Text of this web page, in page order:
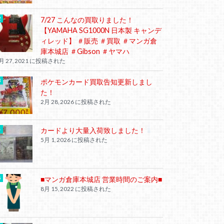
7/27 こんなの買取りました！
【YAMAHA SG1000N 日本製 キャンデ
ィレッド】 ＃販売 ＃買取 ＃マンガ倉
庫本城店 ＃Gibson ＃ヤマハ
27, 2021 に投稿された
ポケモンカード買取告知更新しまし
た！
2月 28, 2026 に投稿された
カードより大量入荷致しました！
5月 1, 2026 に投稿された
■マンガ倉庫本城店 営業時間のご案内■
8月 15, 2022 に投稿された